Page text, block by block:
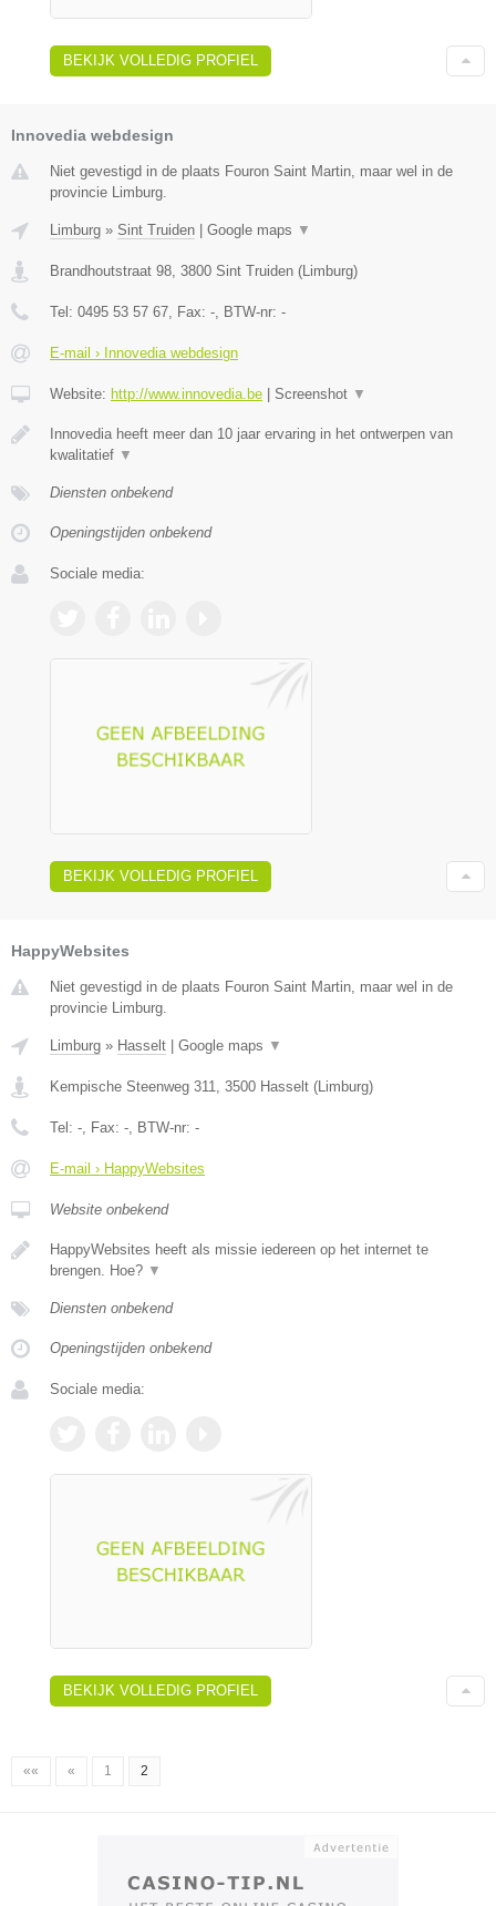
BEKIJK VOLLEDIG PROFIEL
Innovedia webdesign
Niet gevestigd in de plaats Fouron Saint Martin, maar wel in de
provincie Limburg.
Limburg » Sint Truiden Google maps ▼
Brandhoutstraat 98 3800 Sint Truiden ( Limburg)
Tel: 0495 53 57 67 , Fax: - , BTW-nr: -
E-mail › Innovedia webdesign
Website: http://www.innovedia.be Screenshot ▼
Innovedia heeft meer dan 10 jaar ervaring in het ontwerpen van
kwalitatief ▼
Diensten onbekend
Openingstijden onbekend
Sociale media:
BEKIJK VOLLEDIG PROFIEL
HappyWebsites
Niet gevestigd in de plaats Fouron Saint Martin, maar wel in de
provincie Limburg.
Limburg » Hasselt | Google maps ▼
Kempische Steenweg 311 3500 Hasselt (Limburg)
Tel: - , Fax: - , BTW-nr: -
E-mail › HappyWebsites
Website onbekend
HappyWebsites heeft als missie iedereen op het internet te
brengen. Hoe? ▼
Diensten onbekend
Openingstijden onbekend
Sociale media:
BEKIJK VOLLEDIG PROFIEL
«« « 1 2